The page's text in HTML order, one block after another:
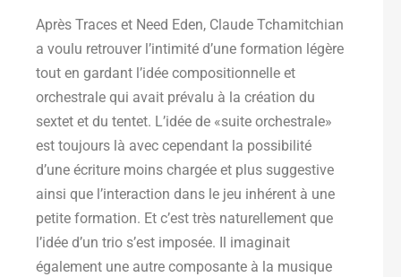
Après Traces et Need Eden, Claude Tchamitchian
a voulu retrouver l’intimité d’une formation légère
tout en gardant l’idée compositionnelle et
orchestrale qui avait prévalu à la création du
sextet et du tentet. L’idée de «suite orchestrale»
est toujours là avec cependant la possibilité
d’une écriture moins chargée et plus suggestive
ainsi que l’interaction dans le jeu inhérent à une
petite formation. Et c’est très naturellement que
l’idée d’un trio s’est imposée. Il imaginait
également une autre composante à la musique